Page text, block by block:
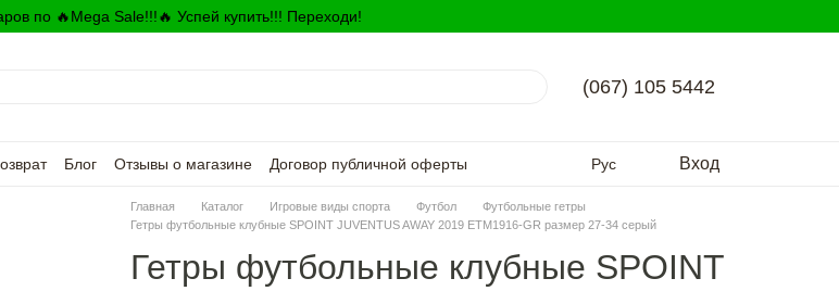
по 🔥Mega Sale!!!🔥 Успей купить!!! Переходи!
(067) 105 5442
Блог Отзывы о магазине
Договор публичной оферты
Рус Вход
Главная Каталог Игровые виды спорта Футбол
Футбольные гетры
Гетры футбольные клубные SPOINT JUVENTUS AWAY 2019 ETM1916-GR размер 27-34 серый
Гетры футбольные клубные SPOINT